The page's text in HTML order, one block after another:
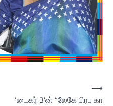
‘டைகர் 3’ன் “லேகே பிரபு கா
⟶